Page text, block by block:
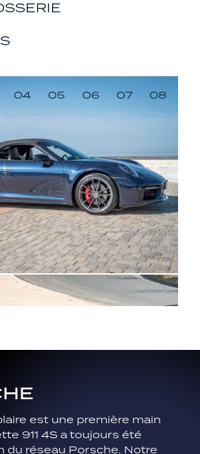
04 05 06 07 08
est une première main
911 4S a toujours été
du réseau Porsche. Notre